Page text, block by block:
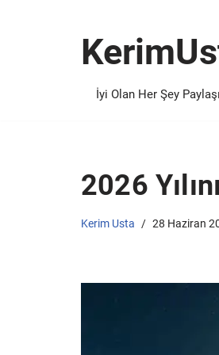
İyi Olan Her Şey
2026
Kerim Usta 28 Haziran